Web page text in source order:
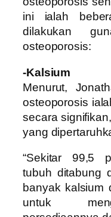
ini ialah
dilakukan
osteoporosis:
-Kalsium
Menurut,
osteoporosis
secara
yang
“Sekitar 99,5
tubuh ditabung
banyak kalsium
untuk